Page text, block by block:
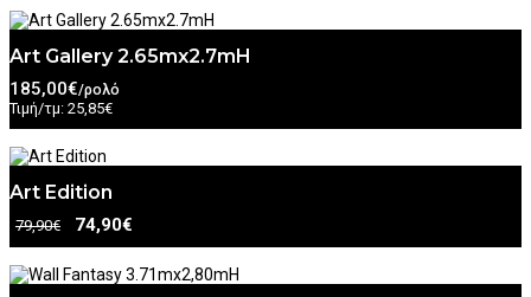
Art Gallery 2.65mx2.7mH
185,00€/ρολό
Τιμή/τμ: 25,85€
Art Edition
79,90€ 74,90€